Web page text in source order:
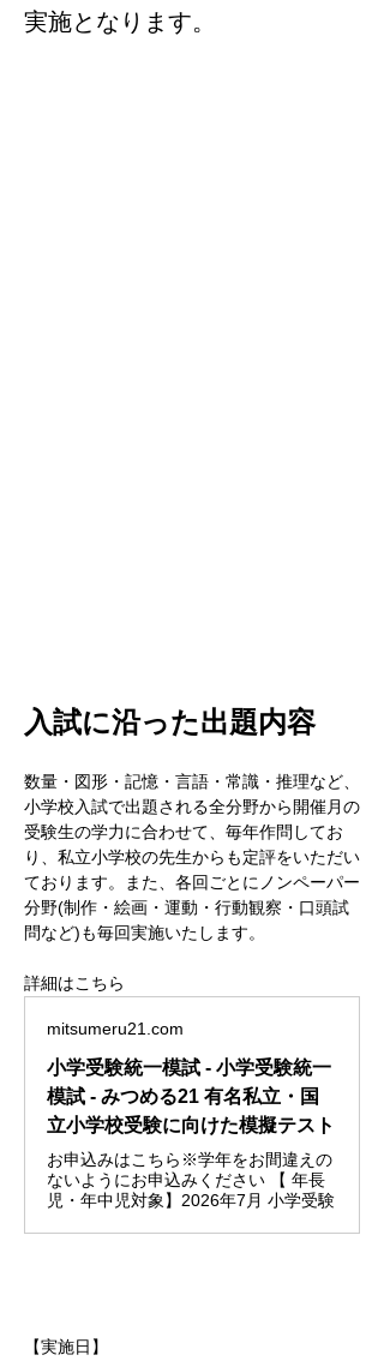
実施となります。
入試に沿った出題内容
数量・図形・記憶・言語・常識・推理など、
小学校入試で出題される全分野から開催月の
受験生の学力に合わせて、毎年作問してお
り、私立小学校の先生からも定評をいただい
ております。また、各回ごとにノンペーパー
分野(制作・絵画・運動・行動観察・口頭試
問など)も毎回実施いたします。
詳細はこちら
mitsumeru21.com
小学受験統一模試 - 小学受験統一
模試 - みつめる21 有名私立・国
立小学校受験に向けた模擬テスト
お申込みはこちら※学年をお間違えの
ないようにお申込みください 【 年長
児・年中児対象】2026年7月 小学受験
【実施日】